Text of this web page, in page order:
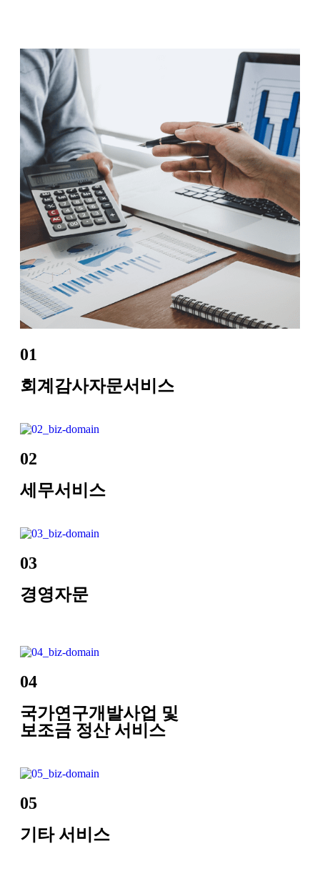
01
회계감사자문서비스
02
세무서비스
03
경영자문
04
국가연구개발사업 및
보조금 정산 서비스
05
기타 서비스